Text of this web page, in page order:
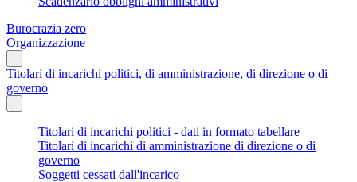
Burocrazia zero
Organizzazione
Titolari di incarichi politici, di amministrazione, di direzione o di
governo
Titolari di incarichi politici - dati in formato tabellare
Titolari di incarichi di amministrazione di direzione o di
governo
Soggetti cessati dall'incarico